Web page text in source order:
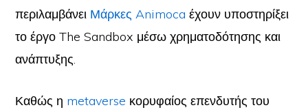
περιλαμβάνει Μάρκες Animoca έχουν υποστηρίξει
το έργο The Sandbox μέσω χρηματοδότησης και
ανάπτυξης.
Καθώς η metaverse κορυφαίος επενδυτής του